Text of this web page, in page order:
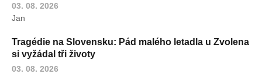
03. 08. 2026
Jan
Tragédie na Slovensku: Pád malého letadla u Zvolena
si vyžádal tři životy
03. 08. 2026